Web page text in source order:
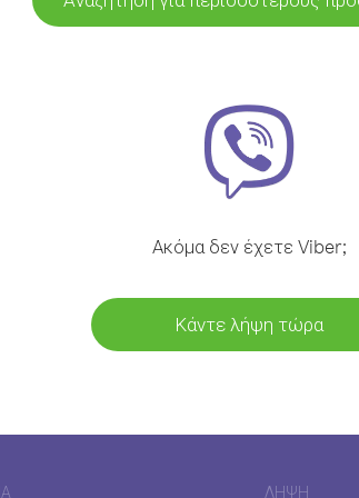
Ακόμα δεν έχετε Viber;
Κάντε λήψη τώρα
ΛΉΨΗ